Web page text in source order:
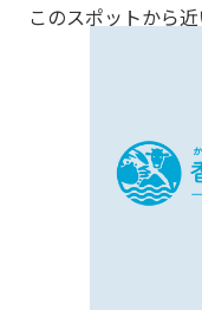
このスポットから